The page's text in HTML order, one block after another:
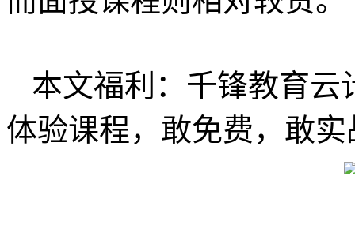
本文福利：千锋教育云
体验课程，敢免费，敢